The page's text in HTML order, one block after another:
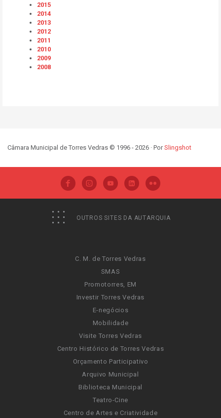
2015
2014
2013
2012
2011
2010
2009
2008
Câmara Municipal de Torres Vedras © 1996 - 2026 · PorSlingshot
OUTROS SITES DA AUTARQUIA
C. M. de Torres Vedras
SMAS
Promotorres, EM
Investir Torres Vedras
E-negócios
Mobilidade
Visite Torres Vedras
Centro Histórico de Torres Vedras
Orçamento Participativo
Arquivo Municipal
Biblioteca Municipal
Teatro-Cine
Centro de Artes e Criatividade